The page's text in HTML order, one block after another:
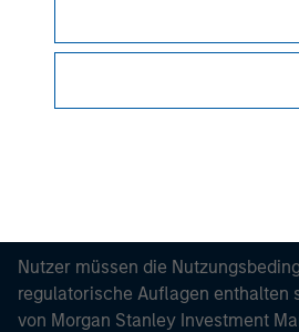
Nutzer müssen die
regulatorische Auflagen enthalten
von Morgan Stanley Investment